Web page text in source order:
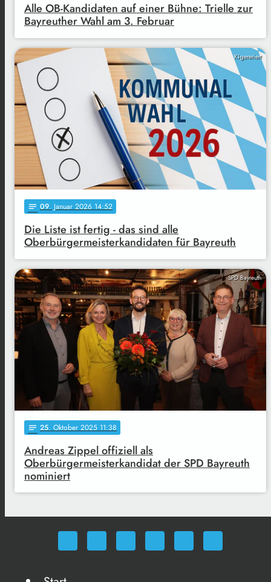
Alle OB-Kandidaten auf einer Bühne: Trielle zur
Bayreuther Wahl am 3. Februar
KI-gereriert
notes 09. Januar 2026 14:52
Die Liste ist fertig - das sind alle
Oberbürgermeisterkandidaten für Bayreuth
SPD Bayreuth
notes 25. Oktober 2025 11:38
Andreas Zippel offiziell als
Oberbürgermeisterkandidat der SPD Bayreuth
nominiert